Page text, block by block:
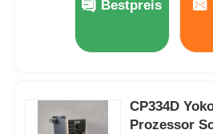
Kontakt mit uns
Bestpreis
CP334D
Prozessor